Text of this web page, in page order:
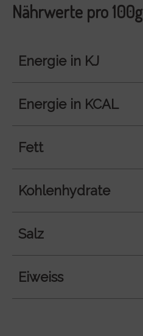
Nährwerte pro 100g
Energie in KJ
Energie in KCAL
Fett
Kohlenhydrate
Salz
Eiweiss